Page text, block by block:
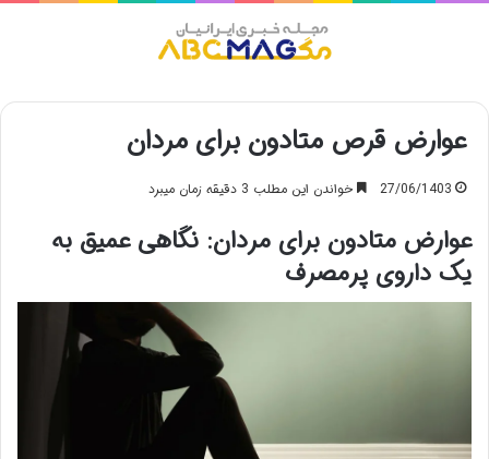
عوارض قرص متادون برای مردان
27/06/1403 خواندن این مطلب 3 دقیقه زمان میبرد
عوارض متادون برای مردان: نگاهی عمیق به
یک داروی پرمصرف